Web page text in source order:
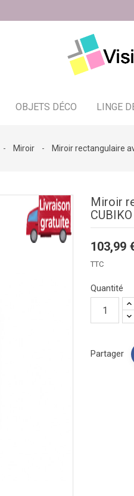
OBJETS DÉCO LINGE
Miroir Miroir rectangulaire
Miroir
CUBIKO
103,99
TTC
Quantité
Partager